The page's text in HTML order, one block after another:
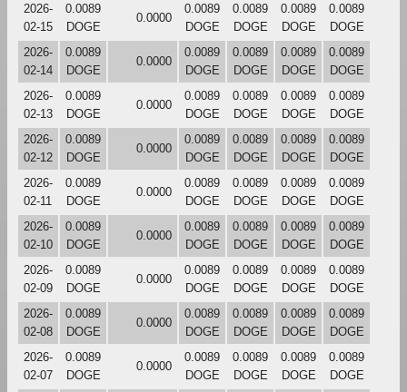
2026-
02-15
0.0089
DOGE
0.0000
0.0089
DOGE
0.0089
DOGE
0.0089
DOGE
0.0089
DOGE
2026-
02-14
0.0089
DOGE
0.0000
0.0089
DOGE
0.0089
DOGE
0.0089
DOGE
0.0089
DOGE
2026-
02-13
0.0089
DOGE
0.0000
0.0089
DOGE
0.0089
DOGE
0.0089
DOGE
0.0089
DOGE
2026-
02-12
0.0089
DOGE
0.0000
0.0089
DOGE
0.0089
DOGE
0.0089
DOGE
0.0089
DOGE
2026-
02-11
0.0089
DOGE
0.0000
0.0089
DOGE
0.0089
DOGE
0.0089
DOGE
0.0089
DOGE
2026-
02-10
0.0089
DOGE
0.0000
0.0089
DOGE
0.0089
DOGE
0.0089
DOGE
0.0089
DOGE
2026-
02-09
0.0089
DOGE
0.0000
0.0089
DOGE
0.0089
DOGE
0.0089
DOGE
0.0089
DOGE
2026-
02-08
0.0089
DOGE
0.0000
0.0089
DOGE
0.0089
DOGE
0.0089
DOGE
0.0089
DOGE
2026-
02-07
0.0089
DOGE
0.0000
0.0089
DOGE
0.0089
DOGE
0.0089
DOGE
0.0089
DOGE